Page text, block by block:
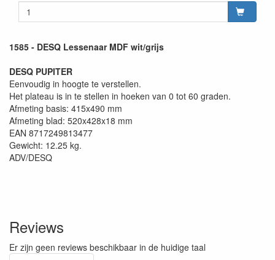
1585 - DESQ Lessenaar MDF wit/grijs
DESQ PUPITER
Eenvoudig in hoogte te verstellen.
Het plateau is in te stellen in hoeken van 0 tot 60 graden.
Afmeting basis: 415x490 mm
Afmeting blad: 520x428x18 mm
EAN 8717249813477
Gewicht: 12.25 kg.
ADV/DESQ
Reviews
Er zijn geen reviews beschikbaar in de huidige taal